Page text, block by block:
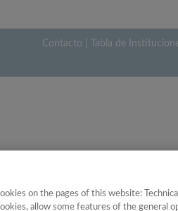
Contacto Tabla de
on the pages of this website:
allow some features of the general